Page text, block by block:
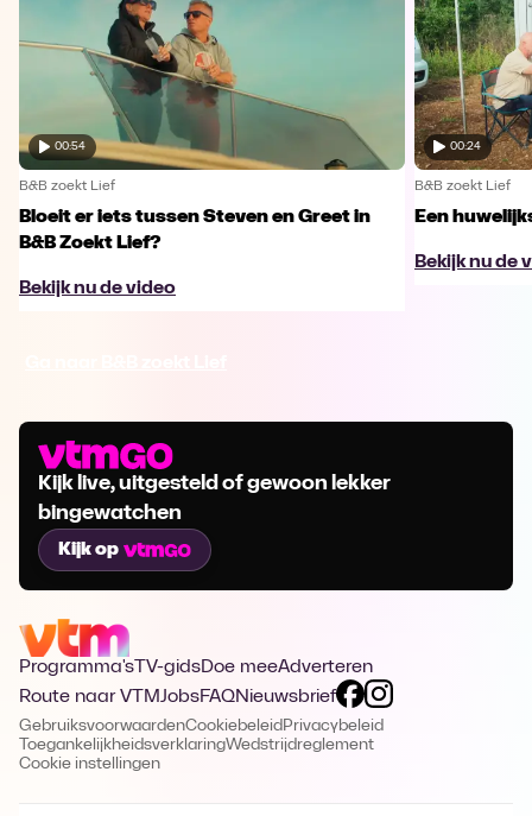
00:54
B&B zoekt Lief
Bloeit er iets tussen Steven en Greet in
B&B Zoekt Lief?
Bekijk nu de video
00:24
B&B zoekt Lief
Een
Bekijk nu de
Kijk live, uitgesteld of gewoon lekker
bingewatchen
Kijk op
Programma's TV-gidsDoe meeAdverteren
Route naar VTMJobsFAQNieuwsbrief
GebruiksvoorwaardenCookiebeleid Privacybeleid
ToegankelijkheidsverklaringWedstrijdreglement
Cookie instellingen